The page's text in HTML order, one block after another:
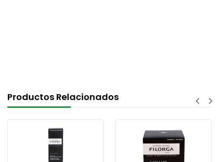
Productos Relacionados